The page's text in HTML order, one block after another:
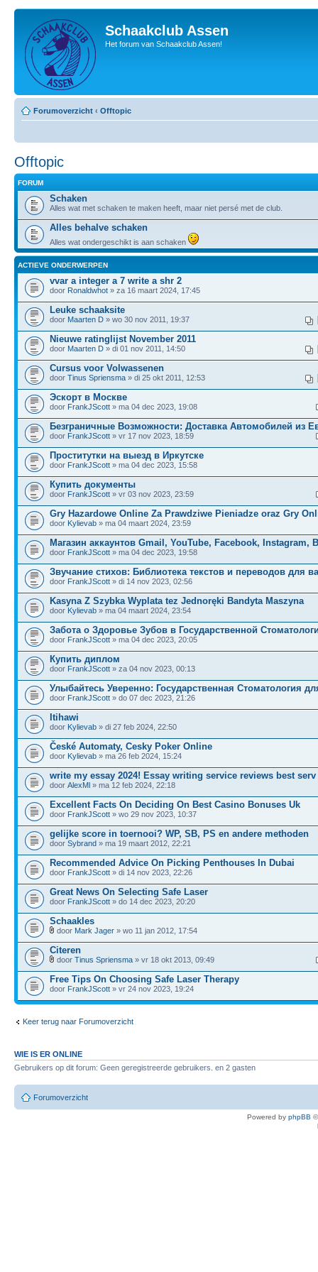
Schaakclub Assen
Het forum van Schaakclub Assen!
Forumoverzicht ‹ Offtopic
Offtopic
FORUM
Schaken
Alles wat met schaken te maken heeft, maar niet persé met de club.
Alles behalve schaken
Alles wat ondergeschikt is aan schaken
ACTIEVE ONDERWERPEN
vvar a integer a 7 write a shr 2
door Ronaldwhot » za 16 maart 2024, 17:45
Leuke schaaksite
door Maarten D » wo 30 nov 2011, 19:37
Nieuwe ratinglijst November 2011
door Maarten D » di 01 nov 2011, 14:50
Cursus voor Volwassenen
door Tinus Spriensma » di 25 okt 2011, 12:53
Эскорт в Москве
door FrankJScott » ma 04 dec 2023, 19:08
Безграничные Возможности: Доставка Автомобилей из
door FrankJScott » vr 17 nov 2023, 18:59
Проститутки на выезд в Иркутске
door FrankJScott » ma 04 dec 2023, 15:58
Купить документы
door FrankJScott » vr 03 nov 2023, 23:59
Gry Hazardowe Online Za Prawdziwe Pieniadze oraz Gry
door Kylievab » ma 04 maart 2024, 23:59
Магазин аккаунтов Gmail, YouTube, Facebook, Instagram,
door FrankJScott » ma 04 dec 2023, 19:58
Звучание стихов: Библиотека текстов и переводов для
door FrankJScott » di 14 nov 2023, 02:56
Kasyna Z Szybka Wyplata tez Jednoręki Bandyta Maszyna
door Kylievab » ma 04 maart 2024, 23:54
Забота о Здоровье Зубов в Государственной
door FrankJScott » ma 04 dec 2023, 20:05
Купить диплом
door FrankJScott » za 04 nov 2023, 00:13
Улыбайтесь Уверенно: Государственная Стоматология
door FrankJScott » do 07 dec 2023, 21:26
Itihawi
door Kylievab » di 27 feb 2024, 22:50
České Automaty, Cesky Poker Online
door Kylievab » ma 26 feb 2024, 15:24
write my essay 2024! Essay writing service reviews best serv
door AlexMl » ma 12 feb 2024, 22:18
Excellent Facts On Deciding On Best Casino Bonuses Uk
door FrankJScott » wo 29 nov 2023, 10:37
gelijke score in toernooi? WP, SB, PS en andere methoden
door Sybrand » ma 19 maart 2012, 22:21
Recommended Advice On Picking Penthouses In Dubai
door FrankJScott » di 14 nov 2023, 22:26
Great News On Selecting Safe Laser
door FrankJScott » do 14 dec 2023, 20:20
Schaakles
door Mark Jager » wo 11 jan 2012, 17:54
Citeren
door Tinus Spriensma » vr 18 okt 2013, 09:49
Free Tips On Choosing Safe Laser Therapy
door FrankJScott » vr 24 nov 2023, 19:24
Keer terug naar Forumoverzicht
WIE IS ER ONLINE
Gebruikers op dit forum: Geen geregistreerde gebruikers. en 2 gasten
Forumoverzicht
Powered by phpBB